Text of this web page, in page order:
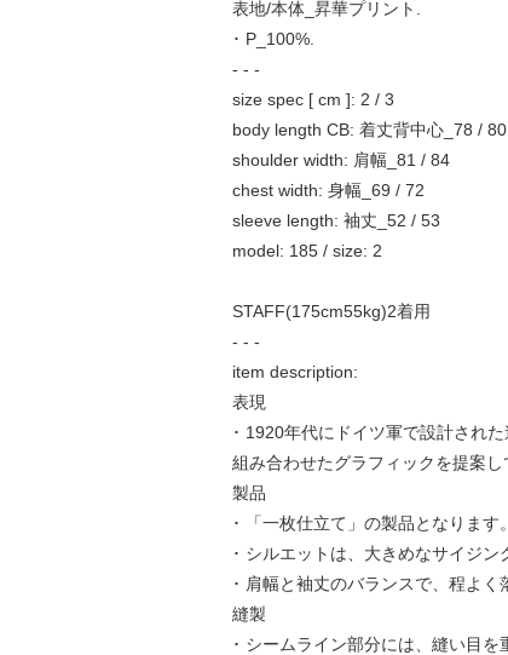
表地/本体_昇華プリント.
･ P_100%.
- - -
size spec [ cm ]: 2 / 3
body length CB: 着丈背中心_78 /
shoulder width: 肩幅_81 / 84
chest width: 身幅_69 / 72
sleeve length: 袖丈_52 / 53
model: 185 / size: 2
STAFF(175cm55kg)2着用
- - -
item description:
表現
･ 1920年代にドイツ軍で設計され
組み合わせたグラフィックを提案し
製品
･ 「一枚仕立て」の製品となります。
･ シルエットは、大きめなサイジン
･ 肩幅と袖丈のバランスで、程よく
縫製
･ シームライン部分には、縫い目